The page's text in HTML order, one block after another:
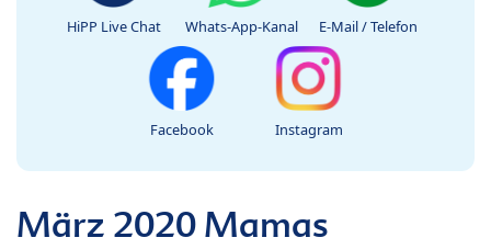
HiPP Live Chat Whats-App-Kanal E-Mail / Telefon
Facebook Instagram
März 2020 Mamas